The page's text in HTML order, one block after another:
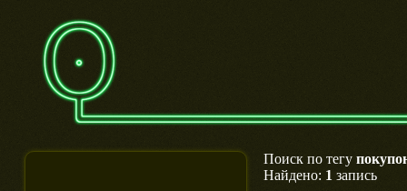
Поиск по тегу
Найдено: 1 запись